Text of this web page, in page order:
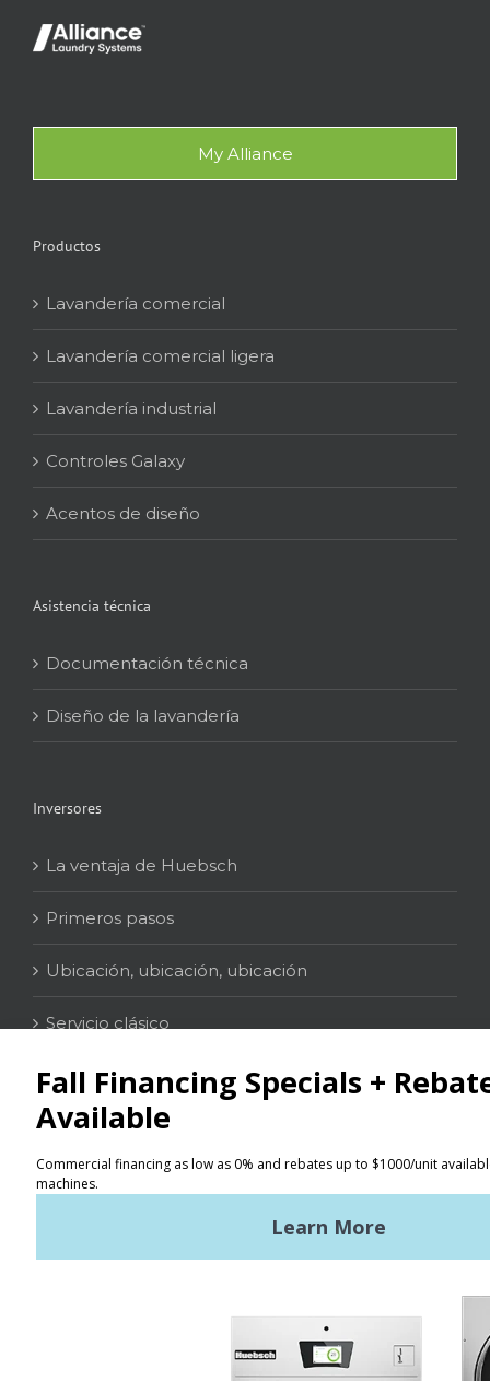
My Alliance
Productos
Lavandería comercial
Lavandería comercial ligera
Lavandería industrial
Controles Galaxy
Acentos de diseño
Asistencia técnica
Documentación técnica
Diseño de la lavandería
Inversores
La ventaja de Huebsch
Primeros pasos
Ubicación, ubicación, ubicación
Servicio clásico
Contacto
Localizador